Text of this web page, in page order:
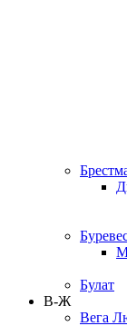
Булат
В-Ж
Вега